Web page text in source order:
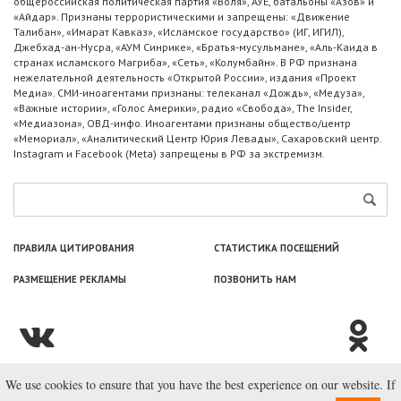
«Айдар». Признаны террористическими и запрещены: «Движение
Талибан», «Имарат Кавказ», «Исламское государство» (ИГ, ИГИЛ),
Джебхад-ан-Нусра, «АУМ Синрике», «Братья-мусульмане», «Аль-Каида в
странах исламского Магриба», «Сеть», «Колумбайн». В РФ признана
нежелательной деятельность «Открытой России», издания «Проект
Медиа». СМИ-иноагентами признаны: телеканал «Дождь», «Медуза»,
«Важные истории», «Голос Америки», радио «Свобода», The Insider,
«Медиазона», ОВД-инфо. Иноагентами признаны общество/центр
«Мемориал», «Аналитический Центр Юрия Левады», Сахаровский центр.
Instagram и Facebook (Metа) запрещены в РФ за экстремизм.
ПРАВИЛА ЦИТИРОВАНИЯ СТАТИСТИКА ПОСЕЩЕНИЙ
РАЗМЕЩЕНИЕ РЕКЛАМЫ ПОЗВОНИТЬ НАМ
© ООО «Лаборатория Новоcтей», 2003—2026.
We use cookies to ensure that you have the best experience on our website. If